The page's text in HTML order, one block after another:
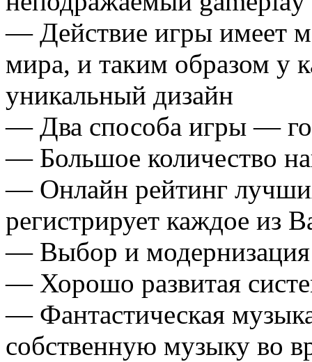
— Действие игры имеет
мира, и таким образом у
уникальный дизайн
— Два способа игры —
— Большое количество
— Онлайн рейтинг
регистрирует каждое из
— Выбор и модернизация
— Хорошо развитая
— Фантастическая
собственную музыку во